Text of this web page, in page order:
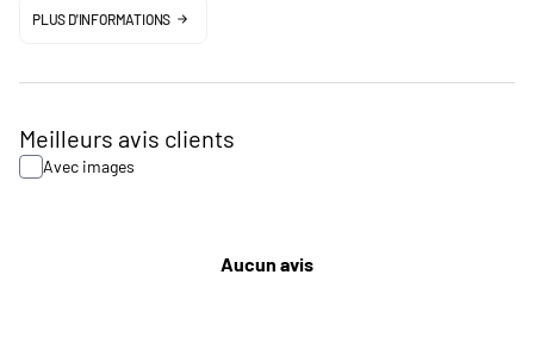
PLUS D'INFORMATIONS
Meilleurs avis clients
Avec images
Aucun avis